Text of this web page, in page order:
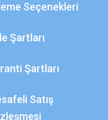
Seçenekleri
Şartları
Şartları
Satış